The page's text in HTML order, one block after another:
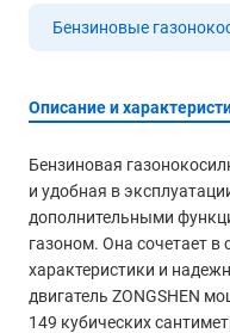
Бензиновые
Описание и
Бензиновая
и удобная в
дополнительными
газоном. Она сочетает в
характеристики и
двигатель ZONGSHEN
149 кубических